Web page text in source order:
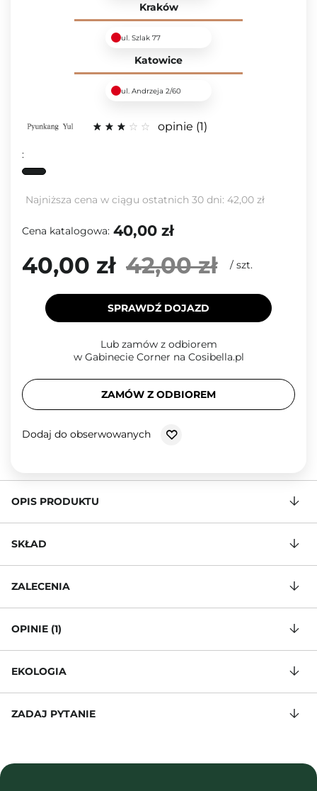
Kraków
ul. Szlak 77
Katowice
ul. Andrzeja 2/60
opinie 1
:
Najniższa cena w ciągu ostatnich 30 dni: 42,00 zł
Cena katalogowa: 40,00 zł
40,00 zł 42,00 zł / szt.
SPRAWDŹ DOJAZD
Lub zamów z odbiorem
w Gabinecie Corner na Cosibella.pl
ZAMÓW Z ODBIOREM
Dodaj do obserwowanych
OPIS PRODUKTU
SKŁAD
ZALECENIA
OPINIE (1)
EKOLOGIA
ZADAJ PYTANIE